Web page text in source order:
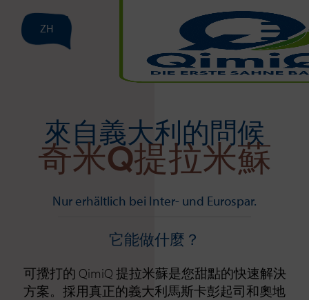
ZH
來自義大利的問候
奇米Q提拉米蘇
Nur erhältlich bei Inter- und Eurospar.
它能做什麼？
可攪打的 QimiQ 提拉米蘇是您甜點的快速解決
方案。採用真正的義大利馬斯卡彭起司和奧地